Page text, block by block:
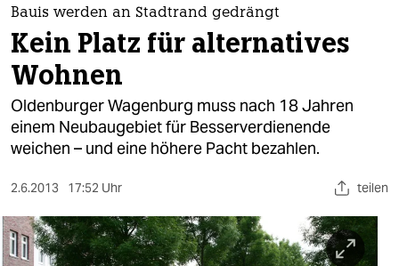
themen
politik
öko
gesellschaft
sport
berlin
Bauis werden an Stadtrand gedrängt
Kein Platz für alternatives
Wohnen
Oldenburger Wagenburg muss nach 18 Jahren
einem Neubaugebiet für Besserverdienende
weichen – und eine höhere Pacht bezahlen.
2.6.2013 17:52 Uhr teilen